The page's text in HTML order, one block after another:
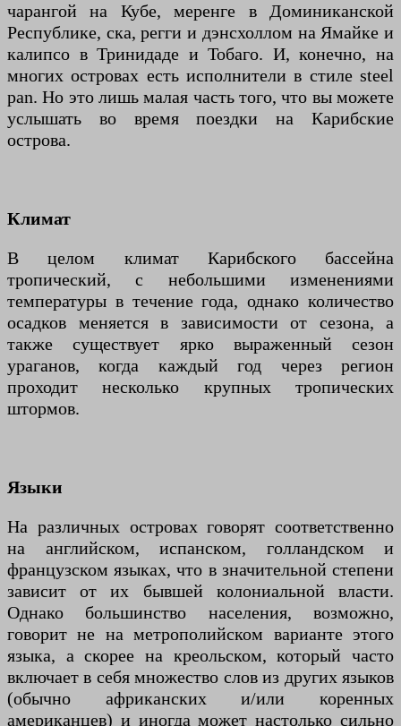
чарангой на Кубе, меренге в Доминиканской
Республике, ска, регги и дэнсхоллом на Ямайке и
калипсо в Тринидаде и Тобаго. И, конечно, на
многих островах есть исполнители в стиле steel
pan. Но это лишь малая часть того, что вы можете
услышать во время поездки на Карибские
острова.
Климат
В целом климат Карибского бассейна
тропический, с небольшими изменениями
температуры в течение года, однако количество
осадков меняется в зависимости от сезона, а
также существует ярко выраженный сезон
ураганов, когда каждый год через регион
проходит несколько крупных тропических
штормов.
Языки
На различных островах говорят соответственно
на английском, испанском, голландском и
французском языках, что в значительной степени
зависит от их бывшей колониальной власти.
Однако большинство населения, возможно,
говорит не на метрополийском варианте этого
языка, а скорее на креольском, который часто
включает в себя множество слов из других языков
(обычно африканских и/или коренных
американцев) и иногда может настолько сильно